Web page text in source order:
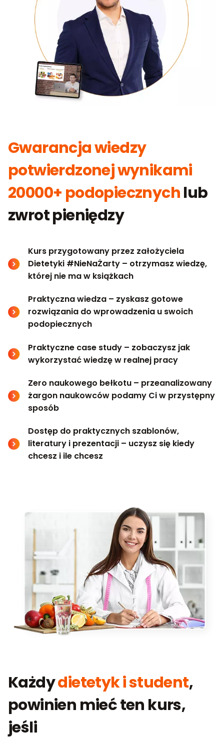
Gwarancja wiedzy
potwierdzonej wynikami
20000+ podopiecznychlub
zwrot pieniędzy
Kurs przygotowany przez założyciela
Dietetyki #NieNaŻarty – otrzymasz wiedzę,
której nie ma w książkach
Praktyczna wiedza – zyskasz gotowe
rozwiązania do wprowadzenia u swoich
podopiecznych
Praktyczne case study – zobaczysz jak
wykorzystać wiedzę w realnej pracy
Zero naukowego bełkotu – przeanalizowany
żargon naukowców podamy Ci w przystępny
sposób
Dostęp do praktycznych szablonów,
literatury i prezentacji – uczysz się kiedy
chcesz i ile chcesz
Każdydietetyk i student,
powinien mieć ten kurs,
jeśli